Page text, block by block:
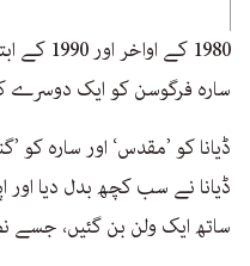
1980 کے
سارہ فرگوسن کو ایک دوسرے
ڈیانا کو ’مقدس‘ اور سارہ کو
ڈیانا نے سب کچھ بدل دیا اور
ساتھ ایک ولن بن گئیں، جسے